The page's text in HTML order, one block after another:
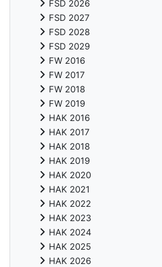
FSD 2026
FSD 2027
FSD 2028
FSD 2029
FW 2016
FW 2017
FW 2018
FW 2019
HAK 2016
HAK 2017
HAK 2018
HAK 2019
HAK 2020
HAK 2021
HAK 2022
HAK 2023
HAK 2024
HAK 2025
HAK 2026